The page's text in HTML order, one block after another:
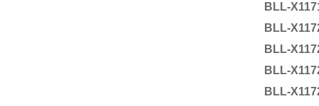
BLL-
BLL-
BLL-
BLL-
BLL-